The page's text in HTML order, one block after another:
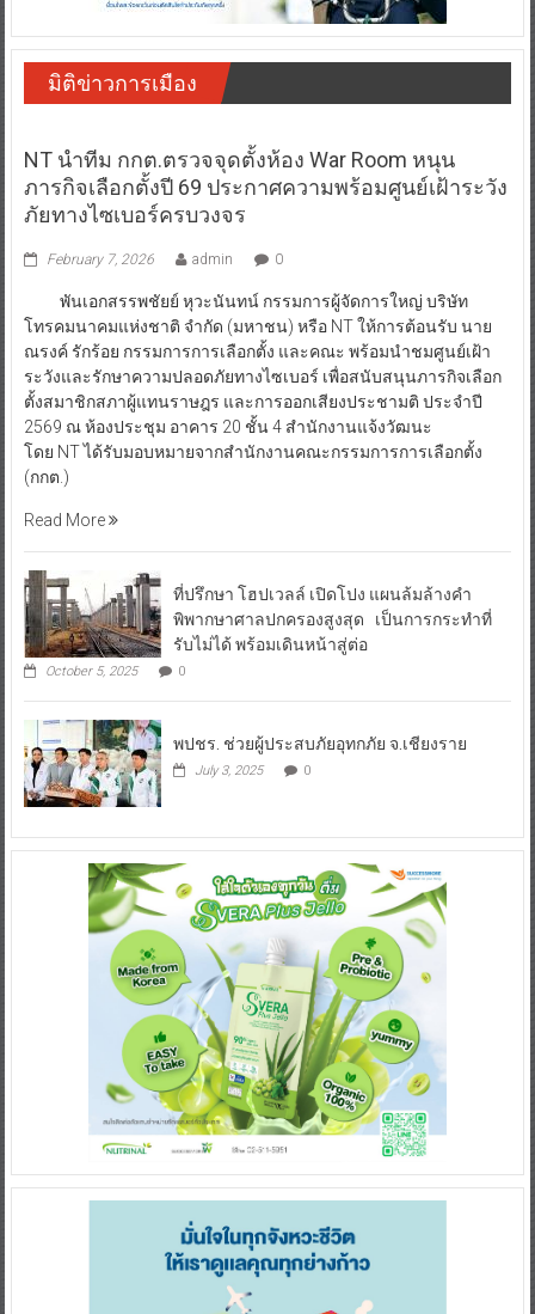
มิติข่าวการเมือง
NT นำทีม กกต.ตรวจจุดตั้งห้อง War Room หนุน
ภารกิจเลือกตั้งปี 69 ประกาศความพร้อมศูนย์เฝ้าระวัง
ภัยทางไซเบอร์ครบวงจร
February 7, 2026 admin 0
พันเอกสรรพชัยย์ หุวะนันทน์ กรรมการผู้จัดการใหญ่ บริษัท
โทรคมนาคมแห่งชาติ จำกัด (มหาชน) หรือ NT ให้การต้อนรับ นาย
ณรงค์ รักร้อย กรรมการการเลือกตั้ง และคณะ พร้อมนำชมศูนย์เฝ้า
ระวังและรักษาความปลอดภัยทางไซเบอร์ เพื่อสนับสนุนภารกิจเลือก
ตั้งสมาชิกสภาผู้แทนราษฎร และการออกเสียงประชามติ ประจำปี
2569 ณ ห้องประชุม อาคาร 20 ชั้น 4 สำนักงานแจ้งวัฒนะ
โดย NT ได้รับมอบหมายจากสำนักงานคณะกรรมการการเลือกตั้ง
(กกต.)
Read More
ที่ปรึกษา โฮปเวลล์ เปิดโปง แผนล้มล้างคำ
พิพากษาศาลปกครองสูงสุด เป็นการกระทำที่
รับไม่ได้ พร้อมเดินหน้าสู่ต่อ
October 5, 2025 0
พปชร. ช่วยผู้ประสบภัยอุทกภัย จ.เชียงราย
July 3, 2025 0